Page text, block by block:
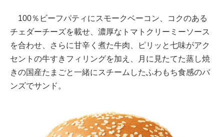
100％ビーフパティにスモークベーコン、コクのある
チェダーチーズを載せ、濃厚なトマトクリーミーソース
を合わせ、さらに甘辛く煮た牛肉、ピリッと七味がアク
セントの牛すきフィリングを加え、月に見たてた蒸し焼
きの国産たまごと一緒にスチームしたふわもち食感のバ
ンズでサンド。